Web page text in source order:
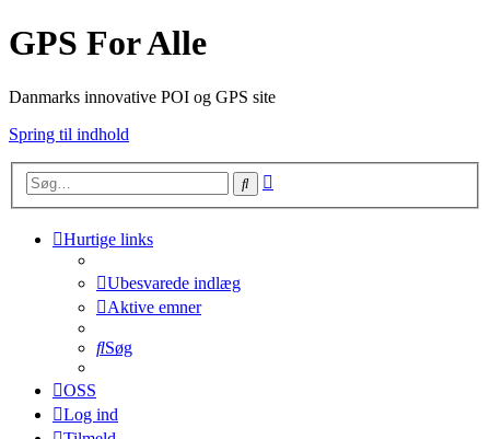
GPS For Alle
Danmarks innovative POI og GPS site
Spring til indhold
Søg
Hurtige links
Ubesvarede indlæg
Aktive emner
Søg
OSS
Log ind